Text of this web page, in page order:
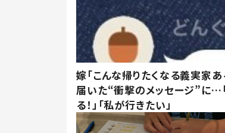
嫁「こんな帰りたくなる義実家あ
届いた“衝撃のメッセージ”に…
る！」「私が行きたい」